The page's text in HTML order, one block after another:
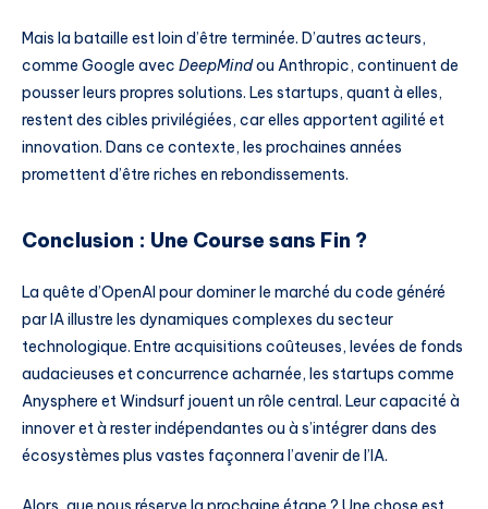
Mais la bataille est loin d’être terminée. D’autres acteurs,
comme Google avec DeepMindou Anthropic, continuent de
pousser leurs propres solutions. Les startups, quant à elles,
restent des cibles privilégiées, car elles apportent agilité et
innovation. Dans ce contexte, les prochaines années
promettent d’être riches en rebondissements.
Conclusion : Une Course sans Fin ?
La quête d’OpenAI pour dominer le marché du code généré
par IA illustre les dynamiques complexes du secteur
technologique. Entre acquisitions coûteuses, levées de fonds
audacieuses et concurrence acharnée, les startups comme
Anysphere et Windsurf jouent un rôle central. Leur capacité à
innover et à rester indépendantes ou à s’intégrer dans des
écosystèmes plus vastes façonnera l’avenir de l’IA.